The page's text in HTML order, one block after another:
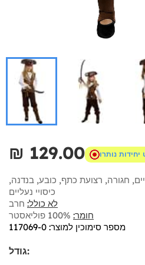
₪‎ 129.00 יחידות נותרו
חגורה, רצועת כתף, כובע, בנדנה,
כיסויי נעליים
לא כולל: חרב
חומר:
מספר סימוכין למוצר: 117069-0
גודל: